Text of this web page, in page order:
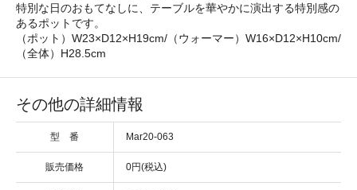
特別な日のおもてなしに、テーブルを華やかに演出する特別感の
あるポットです。
（ポット）W23×D12×H19cm/（ウォーマー）W16×D12×H10cm/
（全体）H28.5cm
その他の詳細情報
型 番 Mar20-063
販売価格 0円(税込)